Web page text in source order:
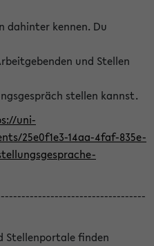
dahinter kennen. Du
und Stellen
stellen kannst.
uni-
25e0f1e3-14aa-4faf-835e-
Stellenportale finden